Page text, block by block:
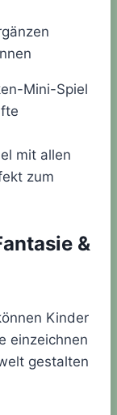
Mini-Spiel
mit allen
zum
&
Kinder
einzeichnen
gestalten